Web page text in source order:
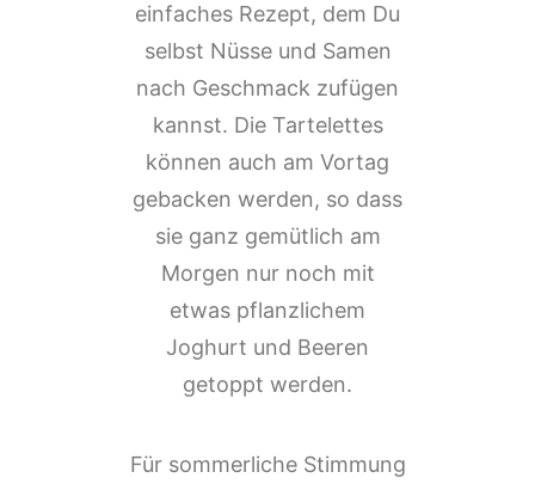
einfaches Rezept, dem Du
selbst Nüsse und Samen
nach Geschmack zufügen
kannst. Die Tartelettes
können auch am Vortag
gebacken werden, so dass
sie ganz gemütlich am
Morgen nur noch mit
etwas pflanzlichem
Joghurt und Beeren
getoppt werden.
Für sommerliche Stimmung